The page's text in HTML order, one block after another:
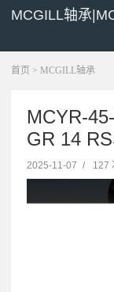
MCGILL轴承
首页 > MCGILL轴承
MCYR-
GR 14
2025-11-07 / 127